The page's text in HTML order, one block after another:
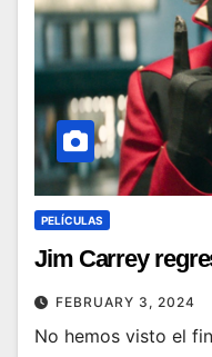
PELÍCULAS
Jim Carrey
FEBRUARY 3, 2024
No hemos visto el